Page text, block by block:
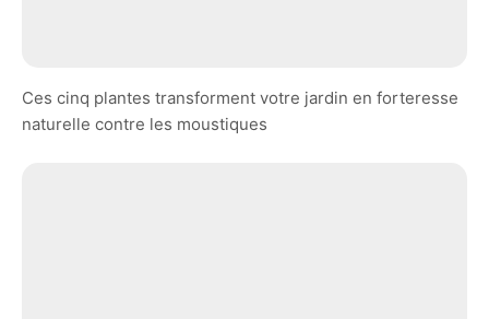
Ces cinq plantes transforment votre jardin en forteresse
naturelle contre les moustiques